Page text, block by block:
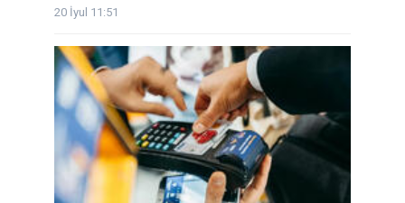
20 İyul 11:51